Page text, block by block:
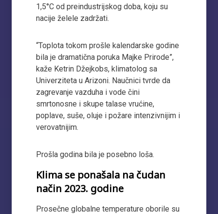
1,5°C od preindustrijskog doba, koju su
nacije želele zadržati.
“Toplota tokom prošle kalendarske godine
bila je dramatična poruka Majke Prirode”,
kaže Ketrin Džejkobs, klimatolog sa
Univerziteta u Arizoni. Naučnici tvrde da
zagrevanje vazduha i vode čini
smrtonosne i skupe talase vrućine,
poplave, suše, oluje i požare intenzivnijim i
verovatnijim.
Prošla godina bila je posebno loša.
Klima se ponašala na čudan
način 2023. godine
Prosečne globalne temperature oborile su